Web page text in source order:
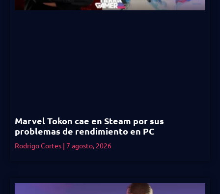
Marvel Tokon cae en Steam por sus
problemas de rendimiento en PC
Rodrigo Cortes 7 agosto, 2026